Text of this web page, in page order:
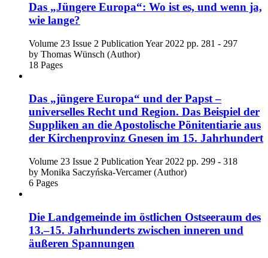
Das „Jüngere Europa“: Wo ist es, und wenn ja,
wie lange?
Volume 23 Issue 2 Publication Year 2022 pp. 281 - 297
by Thomas Wünsch (Author)
18 Pages
Das „jüngere Europa“ und der Papst –
universelles Recht und Region. Das Beispiel der
Suppliken an die Apostolische Pönitentiarie aus
der Kirchenprovinz Gnesen im 15. Jahrhundert
Volume 23 Issue 2 Publication Year 2022 pp. 299 - 318
by Monika Saczyńska-Vercamer (Author)
6 Pages
Die Landgemeinde im östlichen Ostseeraum des
13.–15. Jahrhunderts zwischen inneren und
äußeren Spannungen